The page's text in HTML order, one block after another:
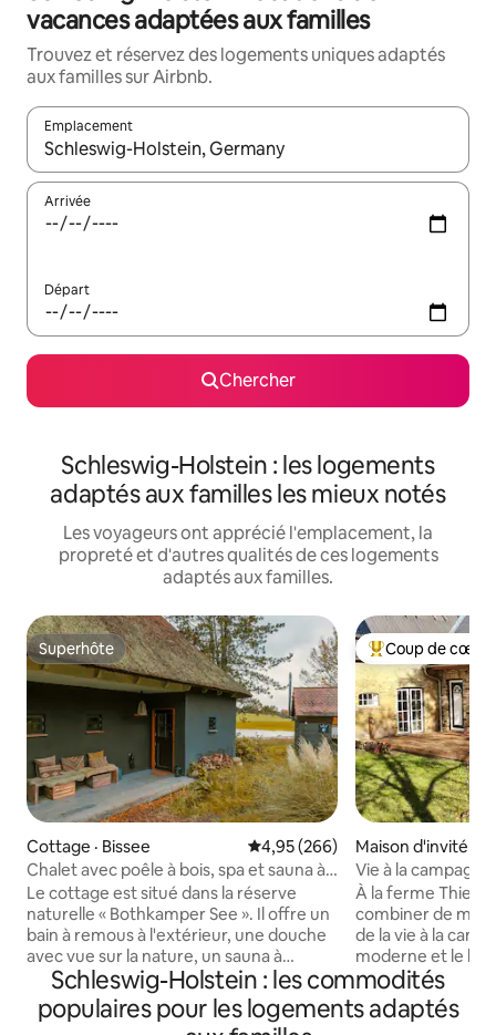
vacances adaptées aux familles
Trouvez et réservez des logements uniques adaptés
aux familles sur Airbnb.
Emplacement
Quand les résultats sont affichés, parcourez-les en utilisant
Arrivée
Départ
Chercher
Schleswig-Holstein : les logements
adaptés aux familles les mieux notés
Les voyageurs ont apprécié l'emplacement, la
propreté et d'autres qualités de ces logements
adaptés aux familles.
Superhôte
Superhôte
Cottage · Bissee Note moyenne de 4,95 sur 5,
4,95 (266)
Chalet avec poêle à bois, spa et sauna à
vapeur
Le cottage est situé dans la réserve
naturelle « Bothkamper See ». Il offre un
bain à remous à l'extérieur, une douche
avec vue sur la nature, un sauna à
vapeur, un poêle à bois, une terrasse, un
canapé XXL et un lit super king-size, une
cuisine entièrement équipée, une
Coup de cœur
Coup de cœur
Maison d'invité ·
Vie à la
À la ferme
combiner de
de la vie à la
moderne et le
concept
paysage naturel
pourrez profiter
Schleswig-Holstein : les commodités
populaires pour les logements adaptés